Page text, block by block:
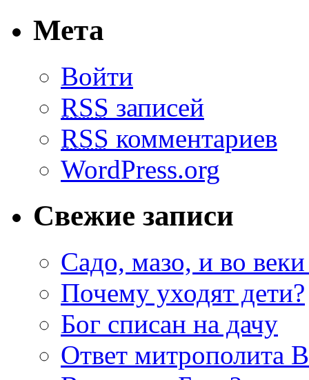
Мета
Войти
RSS записей
RSS комментариев
WordPress.org
Свежие записи
Садо, мазо, и во веки
Почему уходят дети?
Бог списан на дачу
Ответ митрополита